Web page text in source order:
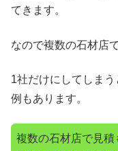
てきます。
なので複数の石材店
1社だけにしてしま
例もあります。
複数の石材店で見